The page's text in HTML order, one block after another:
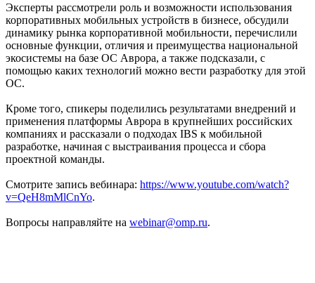
Эксперты рассмотрели роль и возможности использования
корпоративных мобильных устройств в бизнесе, обсудили
динамику рынка корпоративной мобильности, перечислили
основные функции, отличия и преимущества национальной
экосистемы на базе ОС Аврора, а также подсказали, с
помощью каких технологий можно вести разработку для этой
ОС.
Кроме того, спикеры поделились результатами внедрений и
применения платформы Аврора в крупнейших российских
компаниях и рассказали о подходах IBS к мобильной
разработке, начиная с выстраивания процесса и сбора
проектной команды.
Смотрите запись вебинара: https://www.youtube.com/watch?
v=QeH8mMlCnYo.
Вопросы направляйте на webinar@omp.ru.